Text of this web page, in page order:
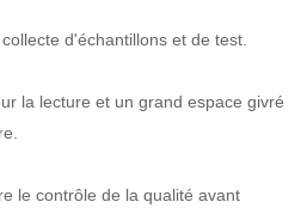
d'échantillons et de test.
la lecture et un grand espace givré
le contrôle de la qualité avant